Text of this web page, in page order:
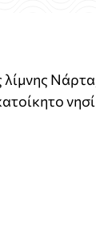
λίμνης
νησί